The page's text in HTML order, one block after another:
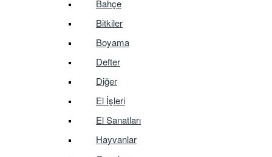
Bahçe
Bitkiler
Boyama
Defter
Diğer
El İşleri
El Sanatları
Hayvanlar